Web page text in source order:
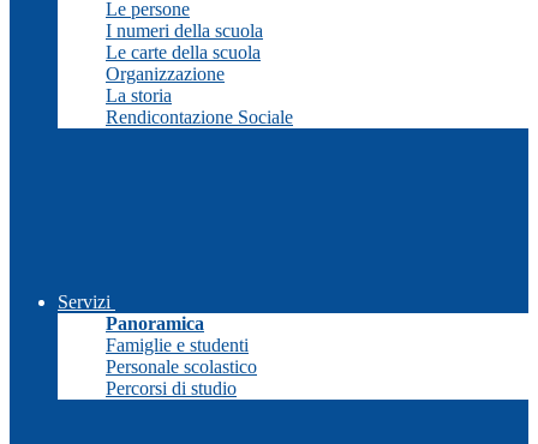
Le persone
I numeri della scuola
Le carte della scuola
Organizzazione
La storia
Rendicontazione Sociale
Servizi
Panoramica
Famiglie e studenti
Personale scolastico
Percorsi di studio